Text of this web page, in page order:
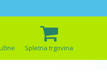
Spletna trgovina